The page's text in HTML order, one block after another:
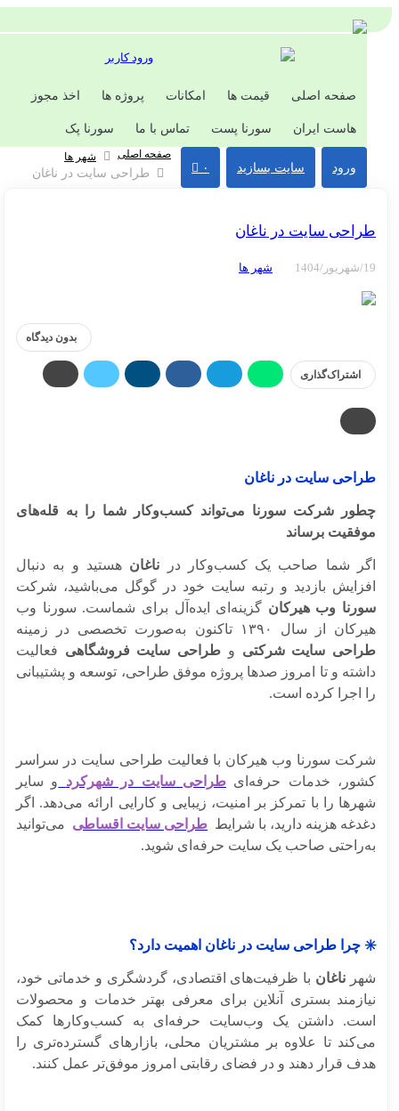
ورود کاربر
صفحه اصلی قیمت ها امکانات پروژه ها اخذ مجوز
هاست ایران سورنا پست تماس با ما سورنا پک
سایت بسازید ۰
صفحه اصلی شهر ها
طراحی سایت در ناغان
سایت در ناغان
شهر ها
بدون دیدگاه
اشتراک‌گذاری
سایت در ناغان
شرکت سورنا می‌تواند کسب‌وکار شما را به قله‌های
برساند
شما صاحب یک کسب‌وکار درناغان
هستید و به دنبال
بازدید و رتبه سایت خود در گوگل می‌باشید، شرکت
وب هیرکانگزینه‌ای ایده‌آل برای شماست. سورنا وب
سال ۱۳۹۰ تاکنون به‌صورت تخصصی در زمینه
سایت شرکتیوطراحی سایت فروشگاهیفعالیت
و تا امروز صدها پروژه موفق طراحی، توسعه و پشتیبانی
اجرا کرده است.
سورنا وب هیرکان با فعالیت طراحی سایت در سراسر
خدمات حرفه‌ایطراحی سایت در شهرکرد و سایر
را با تمرکز بر امنیت، زیبایی و کارایی ارائه می‌دهد. اگر
هزینه دارید، با شرایططراحی سایت اقساطیمی‌توانید
صاحب یک سایت حرفه‌ای شوید.
طراحی سایت در ناغان اهمیت دارد؟
ناغان با ظرفیت‌های اقتصادی، گردشگری و خدماتی خود،
بستری آنلاین برای معرفی بهتر خدمات و محصولات
داشتن یک وب‌سایت حرفه‌ای به کسب‌وکارها کمک
تا علاوه بر مشتریان محلی، بازارهای گسترده‌تری را
قرار دهند و در فضای رقابتی امروز موفق‌تر عمل کنند.